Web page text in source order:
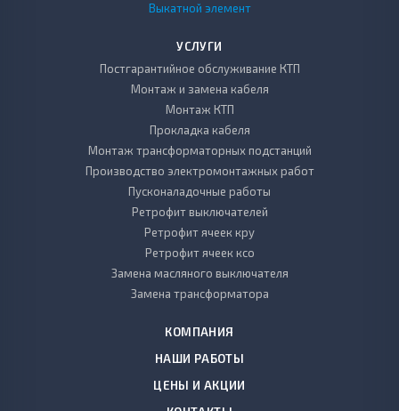
Выкатной элемент
УСЛУГИ
Постгарантийное обслуживание КТП
Монтаж и замена кабеля
Монтаж КТП
Прокладка кабеля
Монтаж трансформаторных подстанций
Производство электромонтажных работ
Пусконаладочные работы
Ретрофит выключателей
Ретрофит ячеек кру
Ретрофит ячеек ксо
Замена масляного выключателя
Замена трансформатора
КОМПАНИЯ
НАШИ РАБОТЫ
ЦЕНЫ И АКЦИИ